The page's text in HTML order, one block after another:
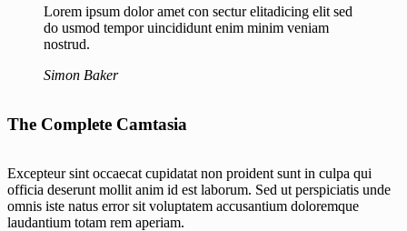
Lorem ipsum dolor amet con sectur elitadicing elit sed
do usmod tempor uincididunt enim minim veniam
nostrud.
Simon Baker
The Complete Camtasia
Excepteur sint occaecat cupidatat non proident sunt in culpa qui
officia deserunt mollit anim id est laborum. Sed ut perspiciatis unde
omnis iste natus error sit voluptatem accusantium doloremque
laudantium totam rem aperiam.